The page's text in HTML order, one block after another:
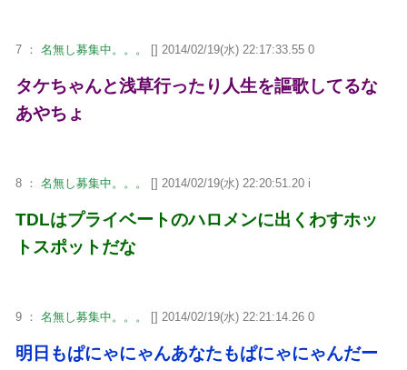
7 ： 名無し募集中。。。 [] 2014/02/19(水) 22:17:33.55 0
タケちゃんと浅草行ったり人生を謳歌してるな
あやちょ
8 ： 名無し募集中。。。 [] 2014/02/19(水) 22:20:51.20 i
TDLはプライベートのハロメンに出くわすホッ
トスポットだな
9 ： 名無し募集中。。。 [] 2014/02/19(水) 22:21:14.26 0
明日もぱにゃにゃんあなたもぱにゃにゃんだー